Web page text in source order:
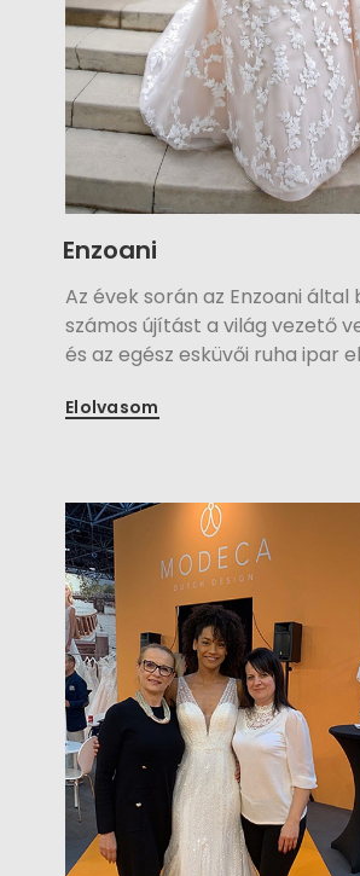
Enzoani
Az évek során az Enzoani
számos újítást a világ vezető
és az egész esküvői ruha ipar
elégedtek meg a korábbi
vágyait, olyan couture
ruhákat kínáljanak, melyek a
anyagminőség, és a
kivitelezés mellett,
Elolvasom